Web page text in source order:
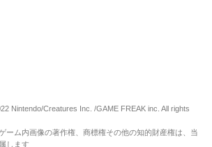
Nintendo/Creatures Inc. /GAME FREAK inc. All rights
ーム内画像の著作権、商標権その他の知的財産権は、当
します